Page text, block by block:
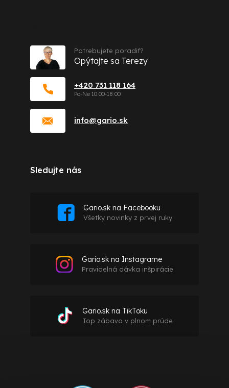
info@gario.sk
+420 731 118 164
Potrebujete poradiť?
Opýtajte sa Terezy
Sledujte nás
Gario.sk na Facebooku
Všetky novinky z prvej ruky
Gario.sk na Instagrame
Pravidelná dávka inšpirácie
Gario.sk na TikToku
Top zábava v plnom prúde